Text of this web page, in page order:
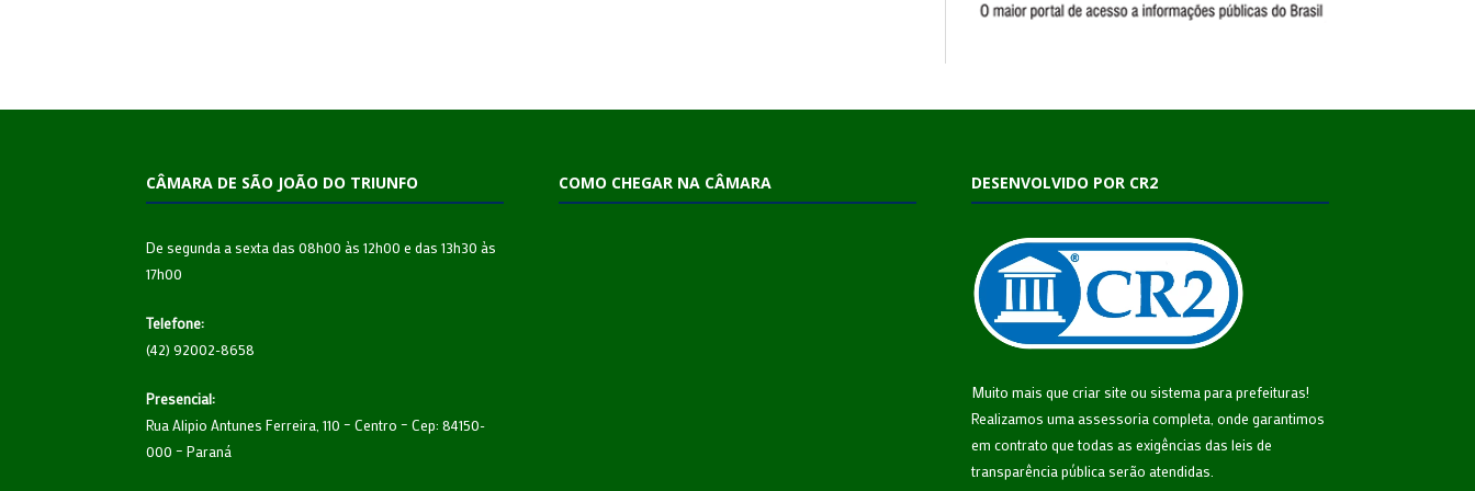
CÂMARA DE SÃO JOÃO DO TRIUNFO
De segunda a sexta das 08h00 às 12h00 e das 13h30 às
17h00
Telefone:
(42) 92002-8658
Presencial:
Rua Alipio Antunes Ferreira, 110 – Centro – Cep: 84150-
000 – Paraná
COMO CHEGAR NA CÂMARA DESENVOLVIDO POR CR2
Muito mais que criar site ou sistema para prefeituras!
Realizamos uma assessoria completa, onde garantimos
em contrato que todas as exigências das leis de
transparência pública serão atendidas.